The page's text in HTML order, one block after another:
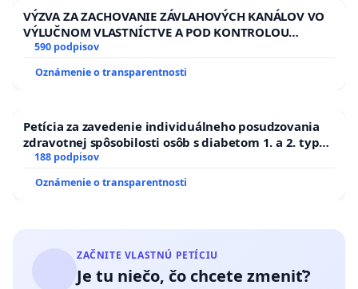
VÝZVA ZA ZACHOVANIE ZÁVLAHOVÝCH KANÁLOV VO
VÝLUČNOM VLASTNÍCTVE A POD KONTROLOU
SLOVENSKEJ REPUBLIKY & žiadosť na riešenie
kanálov na Slovensku
590 podpisov
Oznámenie o transparentnosti
Petícia za zavedenie individuálneho posudzovania
zdravotnej spôsobilosti osôb s diabetom 1. a 2. typu
pri prijímaní do Policajného zboru SR
188 podpisov
Oznámenie o transparentnosti
ZAČNITE VLASTNÚ PETÍCIU
Je tu niečo, čo chcete zmeniť?